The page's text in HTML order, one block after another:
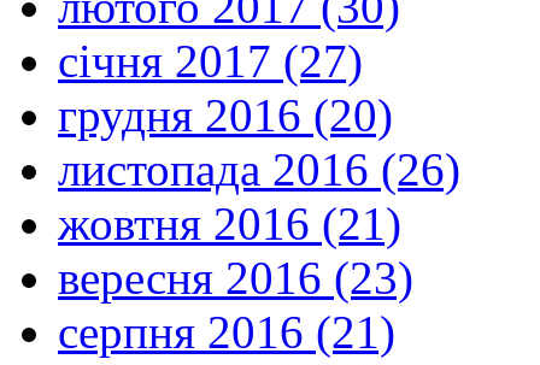
січня 2017 (27)
грудня 2016 (20)
листопада 2016 (26)
жовтня 2016 (21)
вересня 2016 (23)
серпня 2016 (21)